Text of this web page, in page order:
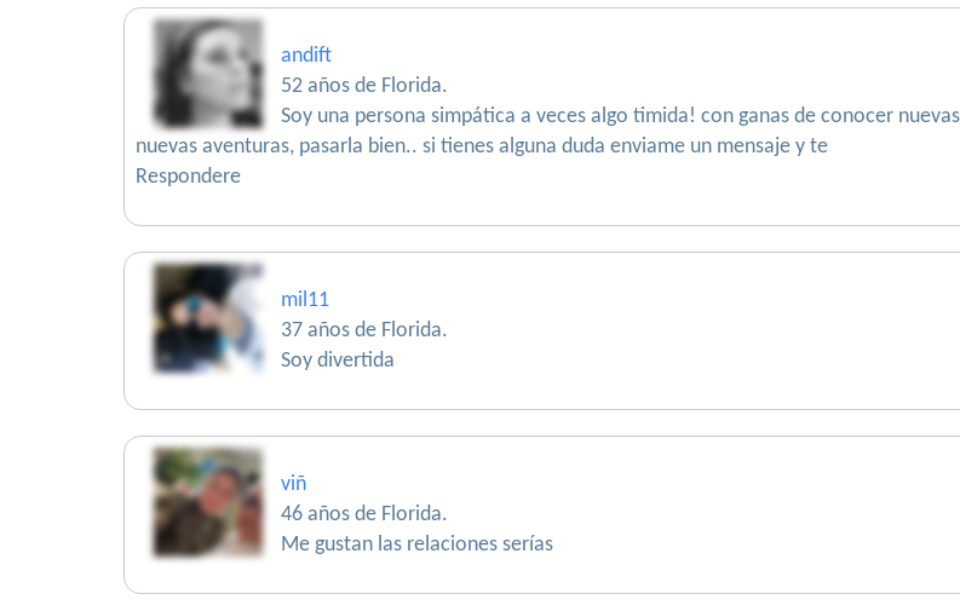
andift
52 años de Florida.
Soy una persona simpática a veces algo timida! con ganas de conocer
nuevas aventuras, pasarla bien.. si tienes alguna duda enviame un mensaje y te
Respondere
mil11
37 años de Florida.
Soy divertida
viñ
46 años de Florida.
Me gustan las relaciones serías